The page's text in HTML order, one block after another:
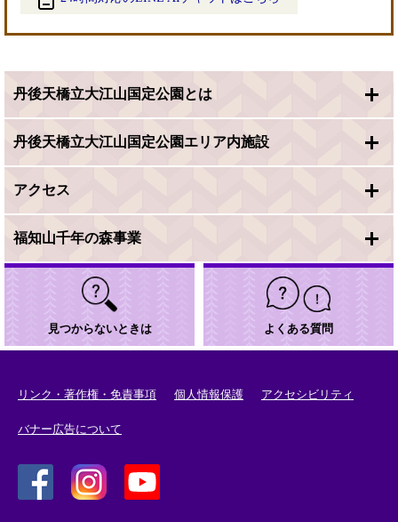
ン
ク
＞
丹後天橋立大江山国定公園とは
丹後天橋立大江山国定公園エリア内施設
アクセス
福知山千年の森事業
見つからないときは よくある質問
リンク・著作権・免責事項 個人情報保護 アクセシビリティ
バナー広告について